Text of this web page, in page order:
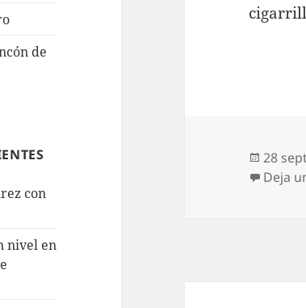
de
con
nivel en
el
28
Deja